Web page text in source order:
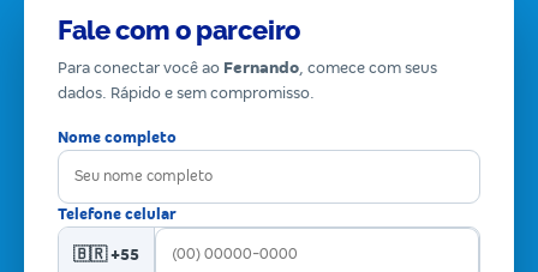
Fale com o parceiro
Para conectar você ao Fernando, comece com seus
dados. Rápido e sem compromisso.
Nome completo
Telefone celular
🇧🇷 +55